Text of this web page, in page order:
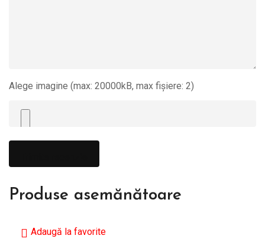
Alege imagine (max: 20000kB, max fișiere: 2)
Produse asemănătoare
Adaugă la favorite